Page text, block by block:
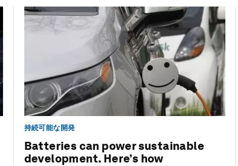
持続可能な開発
Batteries can power sustainable
development. Here’s how